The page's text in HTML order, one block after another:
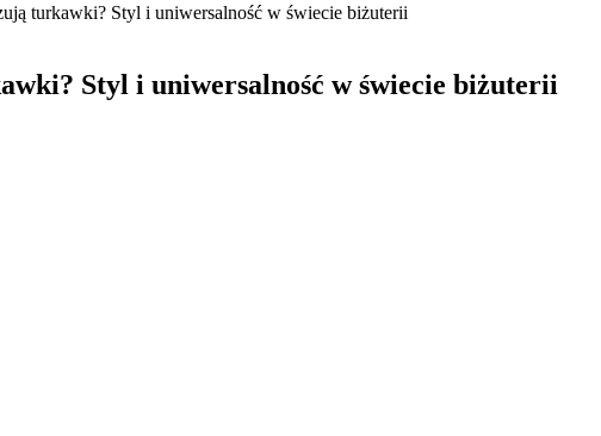
turkawki? Styl i uniwersalność w świecie biżuterii
Styl i uniwersalność w świecie biżuterii